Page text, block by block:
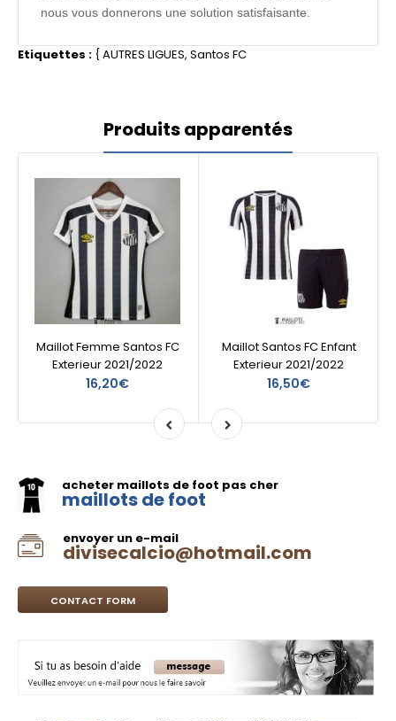
nous vous donnerons une solution satisfaisante.
Etiquettes : {AUTRES LIGUES, Santos FC
Produits apparentés
Maillot Femme Santos FC
Exterieur 2021/2022
16,20€
Maillot Santos FC Enfant
Exterieur 2021/2022
16,50€
acheter maillots de foot pas cher
maillots de foot
envoyer un e-mail
divisecalcio@hotmail.com
CONTACT FORM